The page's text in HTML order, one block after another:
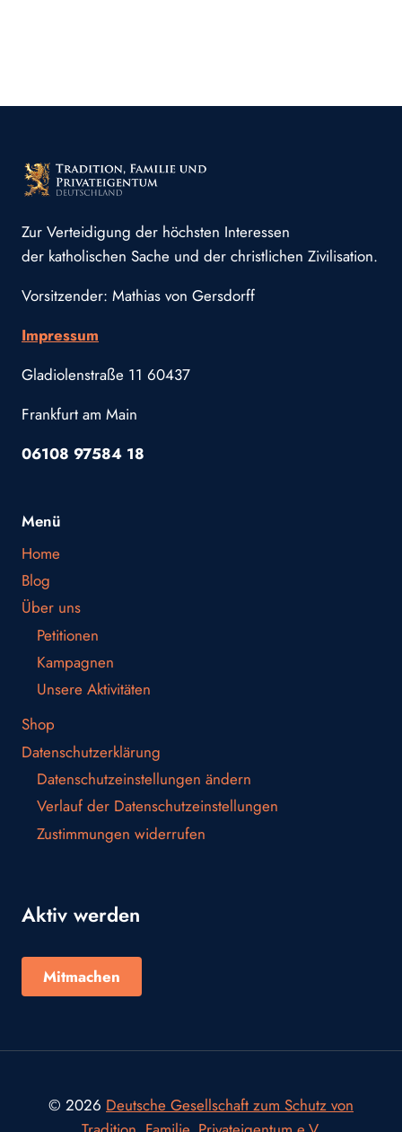
Zur Verteidigung der höchsten Interessen
der katholischen Sache und der christlichen Zivilisation.
Vorsitzender: Mathias von Gersdorff
Impressum
Gladiolenstraße 11 60437
Frankfurt am Main
06108 97584 18
Menü
Home
Blog
Über uns
Petitionen
Kampagnen
Unsere Aktivitäten
Shop
Datenschutzerklärung
Datenschutzeinstellungen ändern
Verlauf der Datenschutzeinstellungen
Zustimmungen widerrufen
Aktiv werden
Mitmachen
© 2026 Deutsche Gesellschaft zum Schutz von